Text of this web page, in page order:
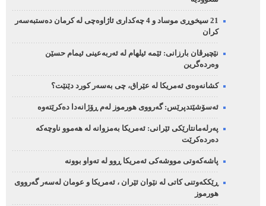
21 سیخوڕی موساد و 4 چەکداری ئاژاوەچی لە کرمان دەستبەسەر
کران
نێچیرڤان بارزانی: ئێمە ئیلهام لە ئەربەعینی ئیمام حسێن
وەردەگرین
کشانەوەی ئەمریکا لە عێراق، چی بەسەر کورد دێنێت؟
ئەسۆشێتدپرێس: گەرووی هورموز لەم ڕۆژانەدا دەکرێتەوە
پەرلەمانتارێکی ئێرانی: ئەمریکا بەمزوانە لە هەموو ناوچەکە
دەردەکرێت
پاشەکەوتی مووشەکی ئەمریکا ڕوو لە تەواو بوونە
ڕێککەوتنی کاتی لە نێوان ئێران ، ئەمریکا و عومان لەسەر گەرووی
هورموز